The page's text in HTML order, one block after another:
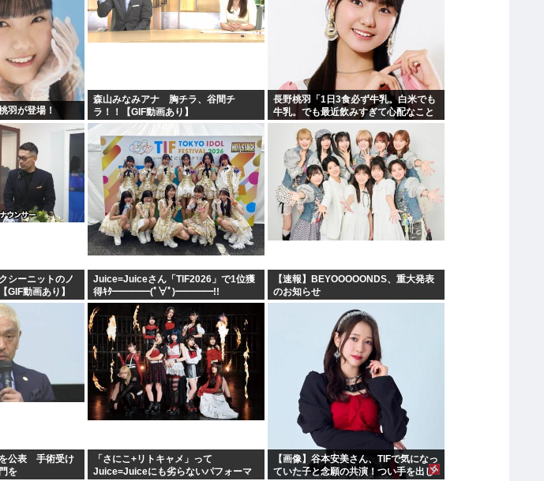
羽が登場！
森山みなみアナ 胸チラ、谷間チ
ラ！！【GIF動画あり】
長野桃羽「1日3食必ず牛乳。白米でも
牛乳。でも最近飲みすぎて心配なこと
が…」
シーニットのノ
GIF動画あり】
Juice=Juiceさん「TIF2026」で1位獲
得ｷﾀ━━━━(ﾟ∀ﾟ)━━━━!!
【速報】BEYOOOOONDS、重大発表
のお知らせ
公表 手術受け
を
「さにこ+リトキャメ」って
Juice=Juiceにも劣らないパフォーマ
【画像】谷本安美さん、TIFで気になっ
ていた子と念願の共演！つい手を出し